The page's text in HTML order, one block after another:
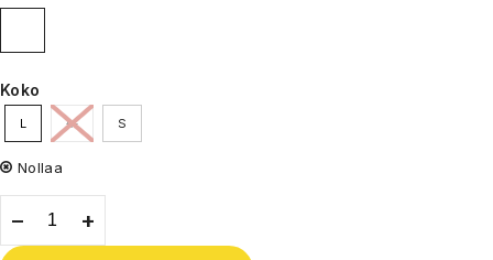
Koko
L M S
Nollaa